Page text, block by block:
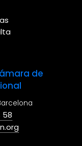
de
58